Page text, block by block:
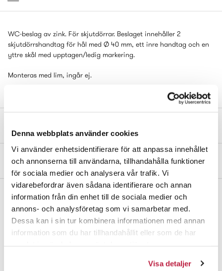
Denna webbplats använder cookies
Vi använder enhetsidentifierare för att anpassa innehållet
och annonserna till användarna, tillhandahålla funktioner
för sociala medier och analysera vår trafik. Vi
vidarebefordrar även sådana identifierare och annan
information från din enhet till de sociala medier och
annons- och analysföretag som vi samarbetar med.
Dessa kan i sin tur kombinera informationen med annan
information som du har tillhandahållit eller som de har
Visa detaljer
WC-beslag av zink. För skjutdörrar. Beslaget innehåller 2
skjutdörrshandtag för hål med Ø 40 mm, ett inre handtag och en
yttre skål med upptagen/ledig markering.
Monteras med lim, ingår ej.
Montering & övriga dokument
Komplettera gärna med